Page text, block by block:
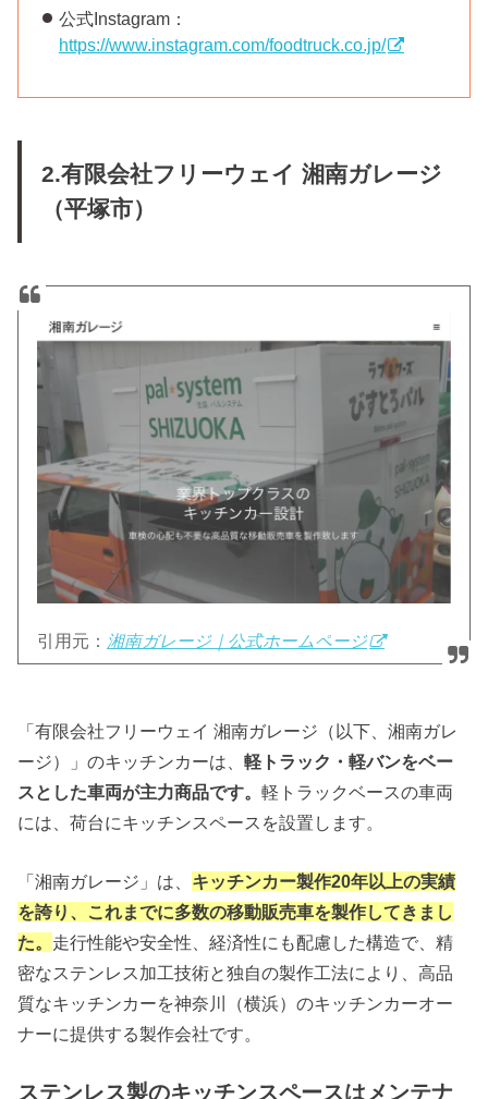
公式Instagram：
https://www.instagram.com/foodtruck.co.jp/
2.有限会社フリーウェイ 湘南ガレージ
（平塚市）
引用元： 湘南ガレージ｜公式ホームページ
「有限会社フリーウェイ 湘南ガレージ（以下、湘南ガレ
ージ）」のキッチンカーは、軽トラック・軽バンをベー
スとした車両が主力商品です。軽トラックベースの車両
には、荷台にキッチンスペースを設置します。
「湘南ガレージ」は、 キッチンカー製作20年以上の実績
を誇り、これまでに多数の移動販売車を製作してきまし
た。 走行性能や安全性、経済性にも配慮した構造で、精
密なステンレス加工技術と独自の製作工法により、高品
質なキッチンカーを神奈川（横浜）のキッチンカーオー
ナーに提供する製作会社です。
ステンレス製のキッチンスペースはメンテナ